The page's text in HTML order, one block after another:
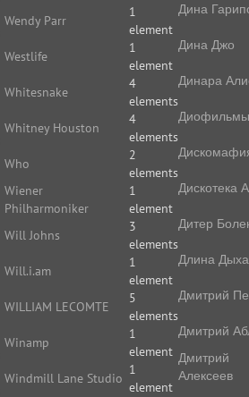
Wendy Parr
1
element
Westlife
1
element
Whitesnake
4
elements
Whitney Houston
4
elements
Who
2
elements
Wiener
Philharmoniker
1
element
Will Johns
3
elements
Will.i.am
1
element
WILLIAM LECOMTE
5
elements
Winamp
1
element
Windmill Lane Studio
1
element
Дина
Дина Джо
Динара
Диофильмы
Дискотека
Дитер
Длина
Дмитрий
Дмитрий
Дмитрий
Алексеев